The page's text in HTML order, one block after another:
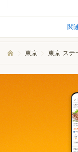
関
東京 東京 ステ